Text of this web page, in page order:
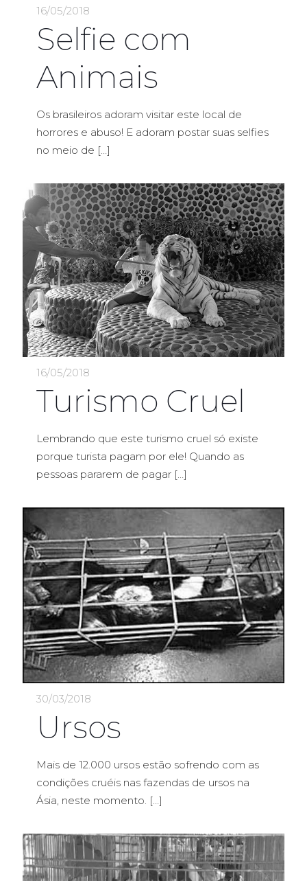
16/05/2018
Selfie com
Animais
Os brasileiros adoram visitar este local de
horrores e abuso! E adoram postar suas selfies
no meio de […]
16/05/2018
Turismo Cruel
Lembrando que este turismo cruel só existe
porque turista pagam por ele! Quando as
pessoas pararem de pagar […]
30/03/2018
Ursos
Mais de 12.000 ursos estão sofrendo com as
condições cruéis nas fazendas de ursos na
Ásia, neste momento. […]